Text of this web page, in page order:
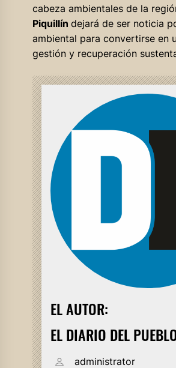
cabeza ambientales de la
Piquillín dejará de ser noticia
ambiental para convertirse en
gestión y recuperación
EL AUTOR:
EL DIARIO DEL
administrator